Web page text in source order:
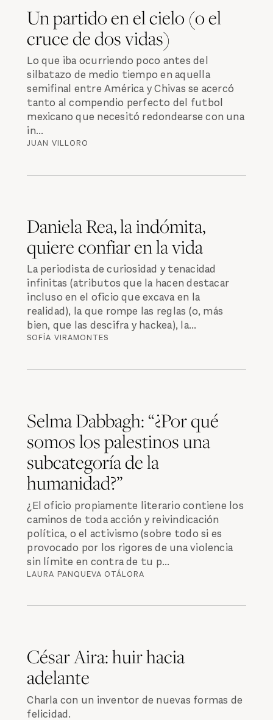
Un partido en el cielo (o el
cruce de dos vidas)
Lo que iba ocurriendo poco antes del
silbatazo de medio tiempo en aquella
semifinal entre América y Chivas se acercó
tanto al compendio perfecto del futbol
mexicano que necesitó redondearse con una
in...
JUAN VILLORO
Daniela Rea, la indómita,
quiere confiar en la vida
La periodista de curiosidad y tenacidad
infinitas (atributos que la hacen destacar
incluso en el oficio que excava en la
realidad), la que rompe las reglas (o, más
bien, que las descifra y hackea), la...
SOFÍA VIRAMONTES
Selma Dabbagh: “¿Por qué
somos los palestinos una
subcategoría de la
humanidad?”
¿El oficio propiamente literario contiene los
caminos de toda acción y reivindicación
política, o el activismo (sobre todo si es
provocado por los rigores de una violencia
sin límite en contra de tu p...
LAURA PANQUEVA OTÁLORA
César Aira: huir hacia
adelante
Charla con un inventor de nuevas formas de
felicidad.